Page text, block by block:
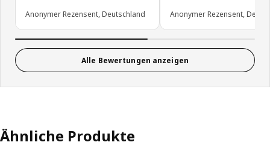
Anonymer Rezensent, Deutschland Anonymer Rezensent,
Alle Bewertungen anzeigen
Ähnliche Produkte